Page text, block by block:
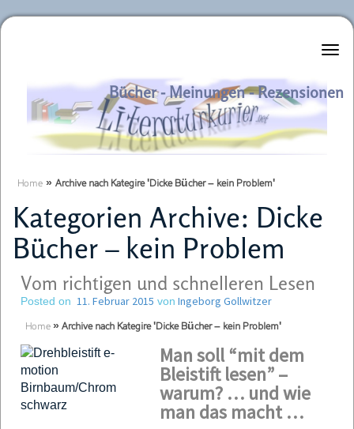
Literaturkurier.net
Bücher - Meinungen - Rezensionen
Home » Archive nach Kategire 'Dicke Bücher – kein Problem'
Kategorien Archive: Dicke
Bücher – kein Problem
Vom richtigen und schnelleren Lesen
Posted on 11. Februar 2015 von Ingeborg Gollwitzer
Home » Archive nach Kategire 'Dicke Bücher – kein Problem'
Man soll “mit dem
Bleistift lesen” –
warum? … und wie
man das macht …